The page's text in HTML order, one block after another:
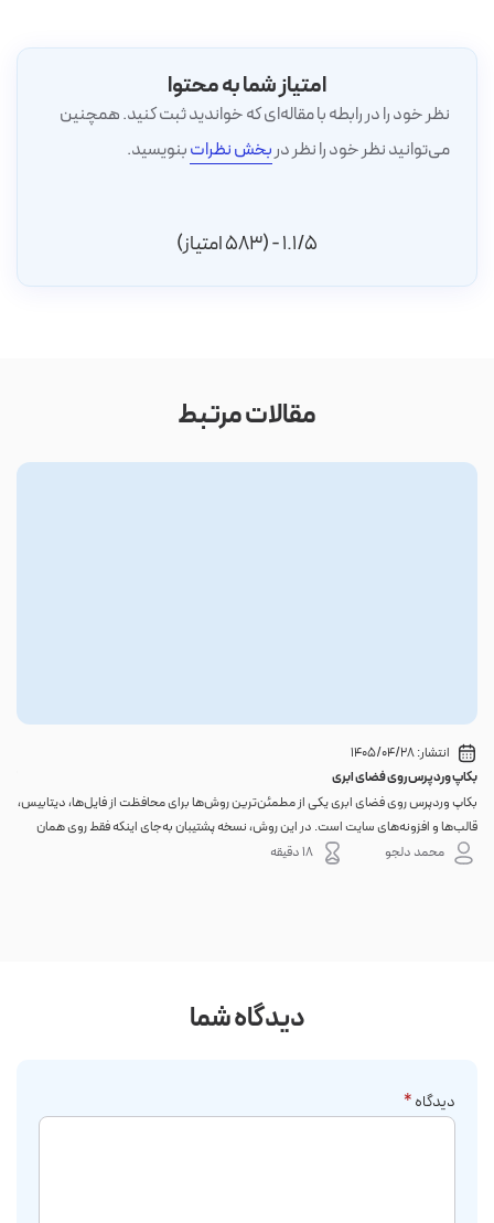
امتیاز شما به محتوا
نظر خود را در رابطه با مقاله‌ای که خواندید ثبت کنید. همچنین
می‌توانید نظر خود را نظر در بخش نظراتبنویسید.
1.1/5 - (583 امتیاز)
مقالات مرتبط
انتشار:1405/04/28
بکاپ وردپرس روی فضای ابری
بکاپ وردپرس روی فضای ابری یکی از مطمئن‌ترین روش‌ها برای محافظت از فایل‌ها، دیتابیس،
قالب‌ها و افزونه‌های سایت است. در این روش، نسخه پشتیبان به‌جای اینکه فقط روی همان
هاست اصلی باقی بماند، به یک فضای جداگانه منتقل می‌شود؛ بنابراین خرابی سرور، هک
محمد دلجو 18 دقیقه
دیدگاه شما
دیدگاه*